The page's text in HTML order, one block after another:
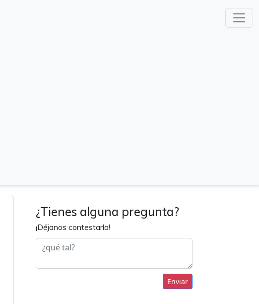
¿Tienes alguna pregunta?
¡Déjanos contestarla!
Enviar